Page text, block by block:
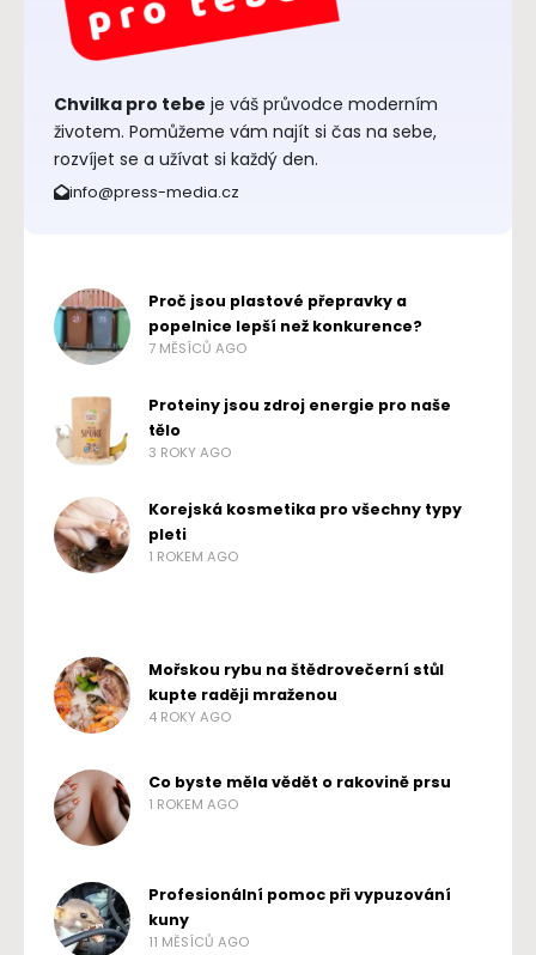
Chvilka pro tebe je váš průvodce moderním
životem. Pomůžeme vám najít si čas na sebe,
rozvíjet se a užívat si každý den.
info@press-media.cz
Proč jsou plastové přepravky a
popelnice lepší než konkurence?
7 MĚSÍCŮ AGO
Proteiny jsou zdroj energie pro naše
tělo
3 ROKY AGO
Korejská kosmetika pro všechny typy
pleti
1 ROKEM AGO
Mořskou rybu na štědrovečerní stůl
kupte raději mraženou
4 ROKY AGO
Co byste měla vědět o rakovině prsu
1 ROKEM AGO
Profesionální pomoc při vypuzování
kuny
11 MĚSÍCŮ AGO